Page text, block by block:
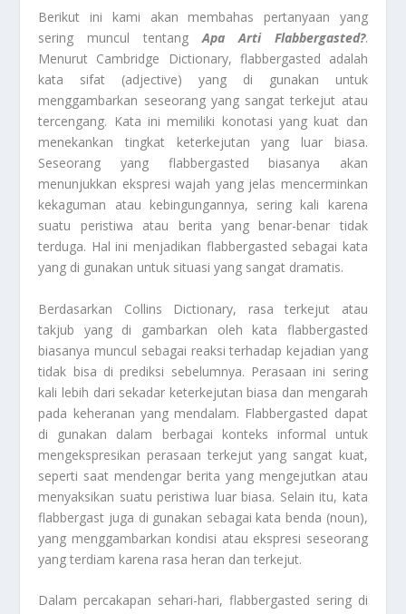
Berikut ini kami akan membahas pertanyaan yang
sering muncul tentangApa Arti Flabbergasted?.
Menurut Cambridge Dictionary, flabbergasted adalah
kata sifat (adjective) yang di gunakan untuk
menggambarkan seseorang yang sangat terkejut atau
tercengang. Kata ini memiliki konotasi yang kuat dan
menekankan tingkat keterkejutan yang luar biasa.
Seseorang yang flabbergasted biasanya akan
menunjukkan ekspresi wajah yang jelas mencerminkan
kekaguman atau kebingungannya, sering kali karena
suatu peristiwa atau berita yang benar-benar tidak
terduga. Hal ini menjadikan flabbergasted sebagai kata
yang di gunakan untuk situasi yang sangat dramatis.
Berdasarkan Collins Dictionary, rasa terkejut atau
takjub yang di gambarkan oleh kata flabbergasted
biasanya muncul sebagai reaksi terhadap kejadian yang
tidak bisa di prediksi sebelumnya. Perasaan ini sering
kali lebih dari sekadar keterkejutan biasa dan mengarah
pada keheranan yang mendalam. Flabbergasted dapat
di gunakan dalam berbagai konteks informal untuk
mengekspresikan perasaan terkejut yang sangat kuat,
seperti saat mendengar berita yang mengejutkan atau
menyaksikan suatu peristiwa luar biasa. Selain itu, kata
flabbergast juga di gunakan sebagai kata benda (noun),
yang menggambarkan kondisi atau ekspresi seseorang
yang terdiam karena rasa heran dan terkejut.
Dalam percakapan sehari-hari, flabbergasted sering di